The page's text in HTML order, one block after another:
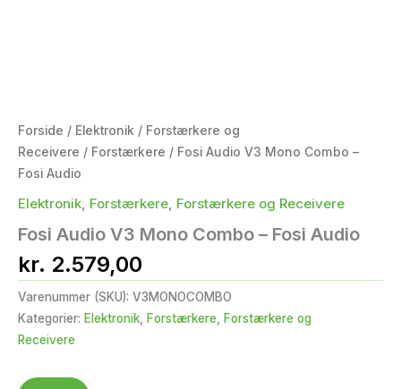
Forside / Elektronik / Forstærkere og
Receivere / Forstærkere / Fosi Audio V3 Mono Combo –
Fosi Audio
Elektronik Forstærkere Forstærkere og Receivere
Fosi Audio V3 Mono Combo – Fosi Audio
kr. 2.579,00
Varenummer (SKU): V3MONOCOMBO
Kategorier: Elektronik, Forstærkere, Forstærkere og
Receivere